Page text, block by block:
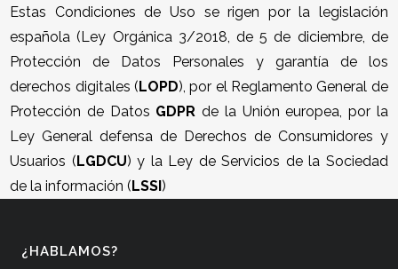
Estas Condiciones de Uso se rigen por la legislación
española (Ley Orgánica 3/2018, de 5 de diciembre, de
Protección de Datos Personales y garantía de los
derechos digitales (LOPD), por el Reglamento General de
Protección de Datos GDPR de la Unión europea, por la
Ley General defensa de Derechos de Consumidores y
Usuarios (LGDCU) y la Ley de Servicios de la Sociedad
de la información (LSSI)
¿HABLAMOS?